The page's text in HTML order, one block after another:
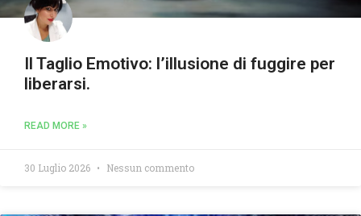
Il Taglio Emotivo: l’illusione di fuggire per
liberarsi.
READ MORE »
30 Luglio 2026 Nessun commento